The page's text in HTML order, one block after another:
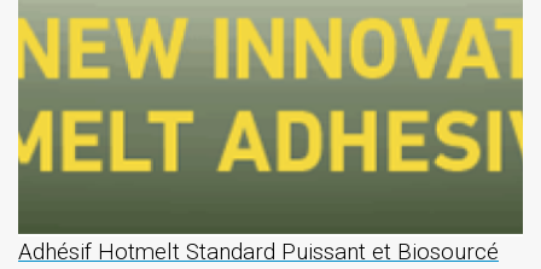
Adhésif Hotmelt Standard Puissant et Biosourcé